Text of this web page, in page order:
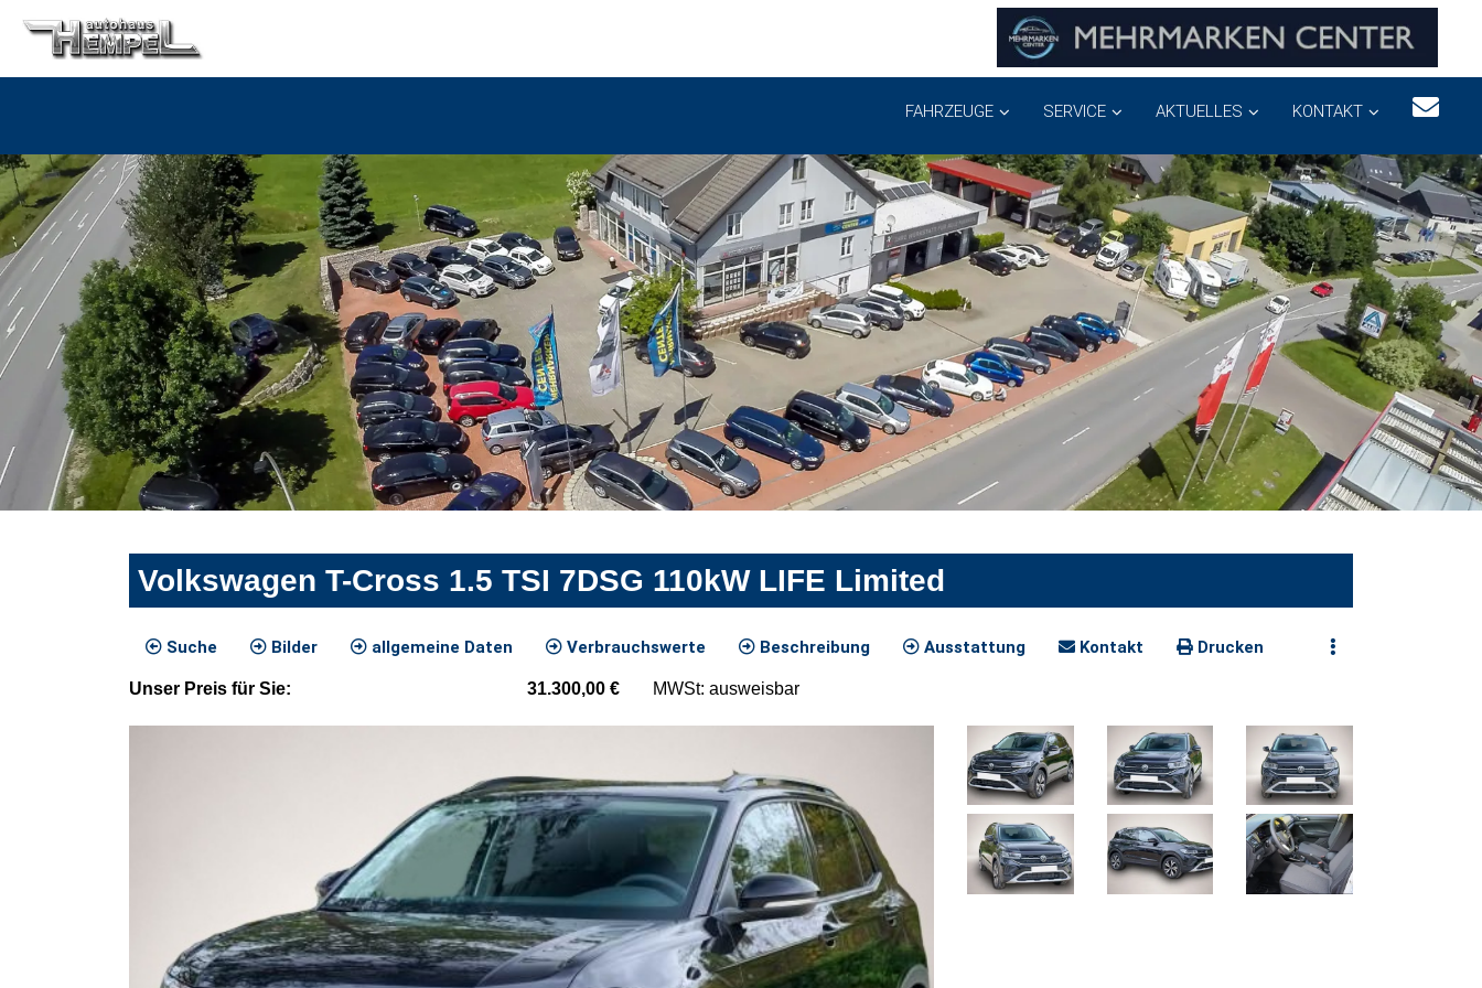
FAHRZEUGE SERVICE AKTUELLES KONTAKT
Volkswagen T-Cross 1.5 TSI 7DSG 110kW LIFE Limited
Suche Bilder allgemeine Daten Verbrauchswerte Beschreibung Ausstattung Kontakt Drucken
Unser Preis für Sie: 31.300,00 € MWSt: ausweisbar